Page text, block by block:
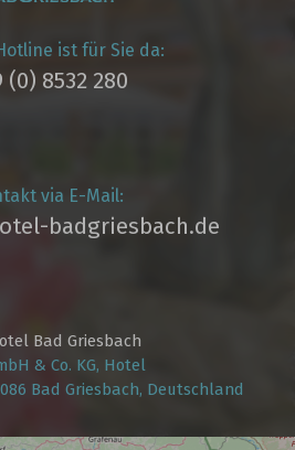
ist für Sie da:
(0) 8532 280
via E-Mail:
badgriesbach.de
Bad Griesbach
& Co. KG, Hotel
Bad Griesbach, Deutschland